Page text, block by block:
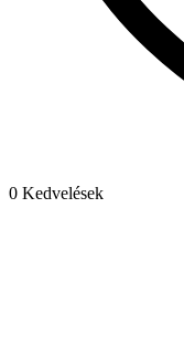
0 Kedvelések